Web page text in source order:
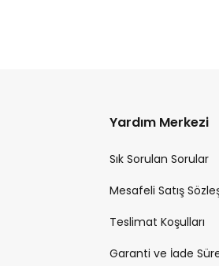
Yardım Merkezi
Sık Sorulan Sorular
Mesafeli Satış
Teslimat Koşulları
Garanti ve İade